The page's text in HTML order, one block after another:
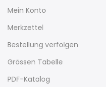
Mein Konto
Merkzettel
Bestellung verfolgen
Grössen Tabelle
PDF-Katalog